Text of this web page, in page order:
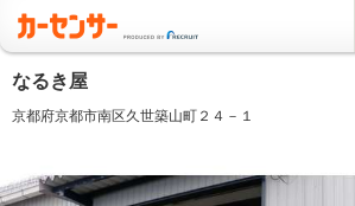
なるき屋
京都府京都市南区久世築山町２４－１